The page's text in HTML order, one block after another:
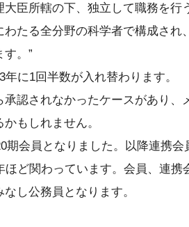
大臣所轄の下、独立して職務を行
たる全分野の科学者で構成され
す。”
に1回半数が入れ替わります。
承認されなかったケースがあり
もしれません。
期会員となりました。以降連携
ほど関わっています。会員、連
し公務員となります。